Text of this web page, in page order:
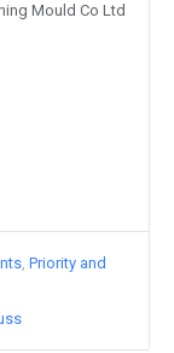
Mould Co Ltd
Priority and